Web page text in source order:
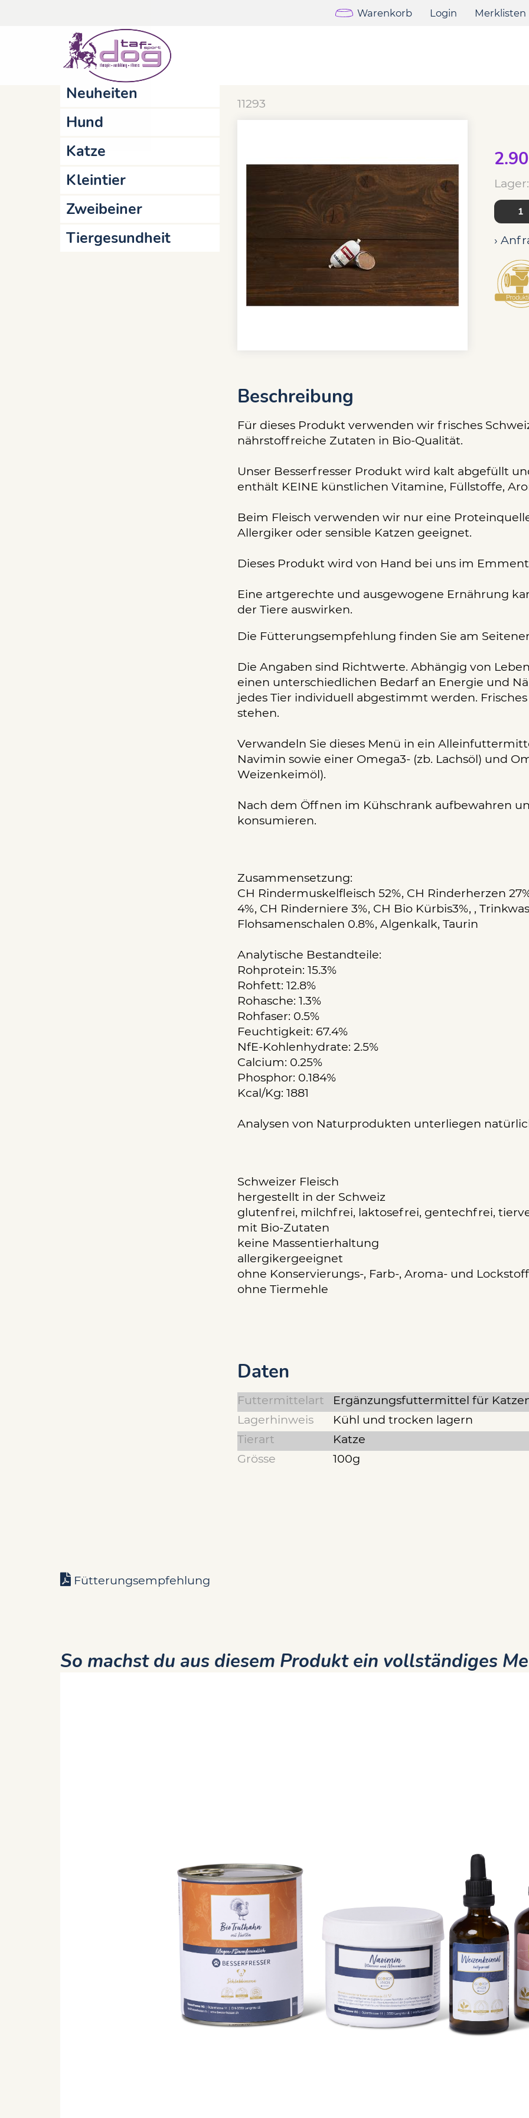
Warenkorb Login Merklisten
Aktionen
Neuheiten
Hund
Katze
Kleintier
Zweibeiner
Tiergesundheit
11293
2.90
Lager:
›
Beschreibung
Für dieses Produkt verwenden wir frisches
nährstoffreiche Zutaten in Bio-Qualität.
Unser Besserfresser Produkt wird kalt abgefüllt
enthält KEINE künstlichen Vitamine, Füllstoffe,
Beim Fleisch verwenden wir nur eine
Allergiker oder sensible Katzen geeignet.
Dieses Produkt wird von Hand bei uns im
Eine artgerechte und ausgewogene Ernährung
der Tiere auswirken.
Die Fütterungsempfehlung finden Sie am
Die Angaben sind Richtwerte. Abhängig von
einen unterschiedlichen Bedarf an Energie und
jedes Tier individuell abgestimmt werden.
stehen.
Verwandeln Sie dieses Menü in ein
Navimin sowie einer Omega3- (zb. Lachsöl) und
Weizenkeimöl).
Nach dem Öffnen im Kühschrank aufbewahren
konsumieren.
Zusammensetzung:
CH Rindermuskelfleisch 52%, CH Rinderherzen
4%, CH Rinderniere 3%, CH Bio Kürbis3%, ,
Flohsamenschalen 0.8%, Algenkalk, Taurin
Analytische Bestandteile:
Rohprotein: 15.3%
Rohfett: 12.8%
Rohasche: 1.3%
Rohfaser: 0.5%
Feuchtigkeit: 67.4%
NfE-Kohlenhydrate: 2.5%
Calcium: 0.25%
Phosphor: 0.184%
Kcal/Kg: 1881
Analysen von Naturprodukten unterliegen
Schweizer Fleisch
hergestellt in der Schweiz
glutenfrei, milchfrei, laktosefrei, gentechfrei,
mit Bio-Zutaten
keine Massentierhaltung
allergikergeeignet
ohne Konservierungs-, Farb-, Aroma- und
ohne Tiermehle
Daten
Futtermittelart
Ergänzungsfuttermittel für
Lagerhinweis
Kühl und trocken lagern
Tierart
Katze
Grösse
100g
Fütterungsempfehlung
So machst du aus diesem Produkt ein vollständiges